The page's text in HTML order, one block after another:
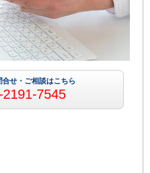
合せ・ご相談はこちら
2191-7545